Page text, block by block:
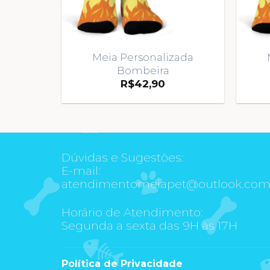
Meia Personalizada
Bombeira
R$42,90
Dúvidas e Sugestões:
E-mail:
atendimentomeiapet@outlook.com
Horário de Atendimento:
Segunda a sexta das 9H às 17H
Política de Privacidade